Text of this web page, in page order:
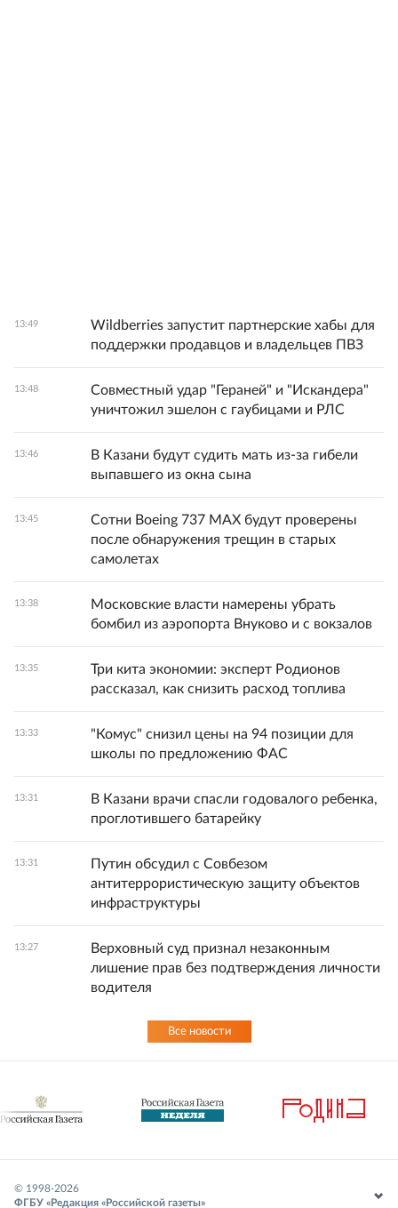
13:49
Wildberries запустит партнерские хабы для
поддержки продавцов и владельцев ПВЗ
13:48
Совместный удар "Гераней" и "Искандера"
уничтожил эшелон с гаубицами и РЛС
13:46
В Казани будут судить мать из-за гибели
выпавшего из окна сына
13:45
Сотни Boeing 737 MAX будут проверены
после обнаружения трещин в старых
самолетах
13:38
Московские власти намерены убрать
бомбил из аэропорта Внуково и с вокзалов
13:35
Три кита экономии: эксперт Родионов
рассказал, как снизить расход топлива
13:33
"Комус" снизил цены на 94 позиции для
школы по предложению ФАС
13:31
В Казани врачи спасли годовалого ребенка,
проглотившего батарейку
13:31
Путин обсудил с Совбезом
антитеррористическую защиту объектов
инфраструктуры
13:27
Верховный суд признал незаконным
лишение прав без подтверждения личности
водителя
Все новости
© 1998-2026
ФГБУ «Редакция «Российской газеты»